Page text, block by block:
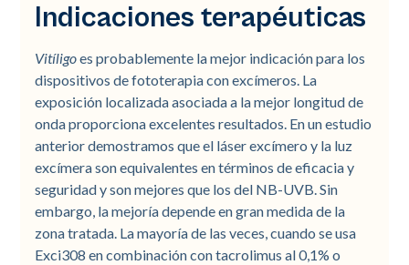
Indicaciones terapéuticas
Vitíligoes probablemente la mejor indicación para los
dispositivos de fototerapia con excímeros. La
exposición localizada asociada a la mejor longitud de
onda proporciona excelentes resultados. En un estudio
anterior demostramos que el láser excímero y la luz
excímera son equivalentes en términos de eficacia y
seguridad y son mejores que los del NB-UVB. Sin
embargo, la mejoría depende en gran medida de la
zona tratada. La mayoría de las veces, cuando se usa
Exci308 en combinación con tacrolimus al 0,1% o